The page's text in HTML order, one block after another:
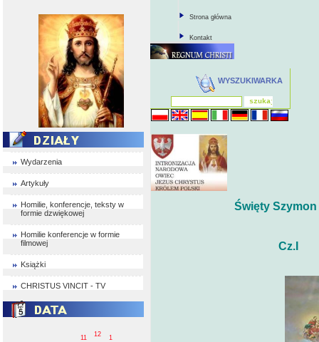
Wydarzenia
Artykuły
Homilie, konferencje, teksty w
formie dzwiękowej
Homilie konferencje w formie
filmowej
Książki
CHRISTUS VINCIT - TV
1
11
12
Strona główna
Kontakt
WYSZUKIWARKA
Święty
Cz.I